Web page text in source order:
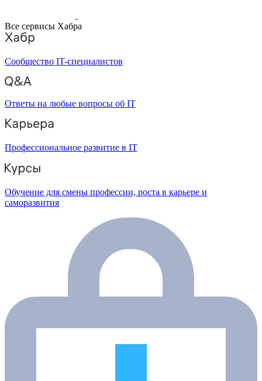
Все сервисы Хабра
Сообщество IT-специалистов
Ответы на любые вопросы об IT
Профессиональное развитие в IT
Обучение для смены профессии, роста в карьере и
саморазвития